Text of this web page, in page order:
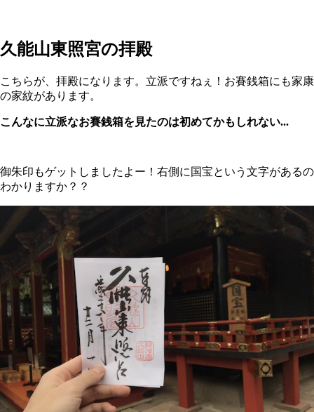
久能山東照宮の拝殿
こちらが、拝殿になります。立派ですねぇ！お賽銭箱にも家康
の家紋があります。
こんなに立派なお賽銭箱を見たのは初めてかもしれない...
御朱印もゲットしましたよー！右側に国宝という文字があるの
わかりますか？？